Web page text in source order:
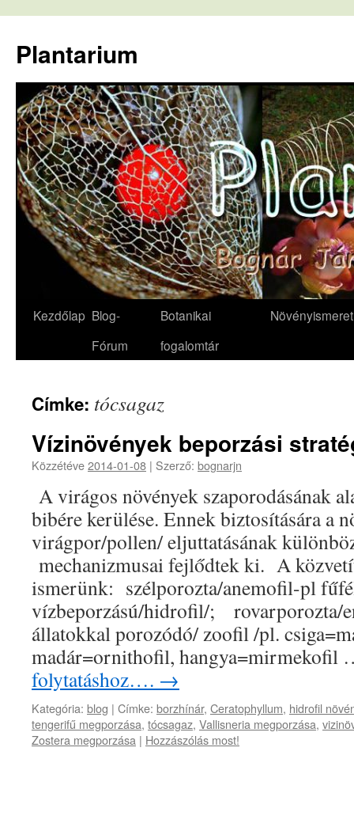
tartalomba
Plantarium
Kezdőlap Blog-
Fórum
Botanikai
fogalomtár
Növényismeret
Címke: tócsagaz
Vízinövények beporzási
Közzétéve2014-01-08 | Szerző: bognarjn
A virágos növények szaporodásának
bibére kerülése. Ennek biztosítására a
virágpor/pollen/ eljuttatásának
mechanizmusai fejlődtek ki. A
ismerünk: szélporozta/anemofil-pl
vízbeporzású/hidrofil/; rovarporozta/
állatokkal porozódó/ zoofil /pl.
madár=ornithofil,
folytatáshoz…. →
Kategória: blog | Címke: borzhínár, Ceratophyllum, hidrofil
tengerifű megporzása, tócsagaz, Vallisneria megporzása,
Zostera megporzása | Hozzászólás most!